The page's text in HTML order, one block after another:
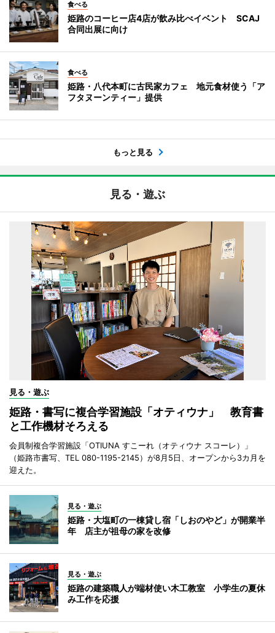
食べる
姫路のコーヒー店4店が飲み比べイベント SCAJ
合同出展に向け
食べる
姫路・八代本町に古民家カフェ 地元食材使う「ア
フタヌーンティー」提供
もっと見る
見る・遊ぶ
見る・遊ぶ
姫路・書写に複合学習施設「オティウナ」 教育書
と工作機材そろえる
会員制複合学習施設「OTIUNA すこーれ（オティウナ スコーレ）」
（姫路市書写、TEL 080-1195-2145）が8月5日、オープンから3カ月を
迎えた。
見る・遊ぶ
姫路・大塩町の一棟貸し宿「しおのやど」が開業半
年 店主が祖母の家を改修
見る・遊ぶ
姫路の建築職人が端材使い木工教室 小学生の夏休
み工作を応援